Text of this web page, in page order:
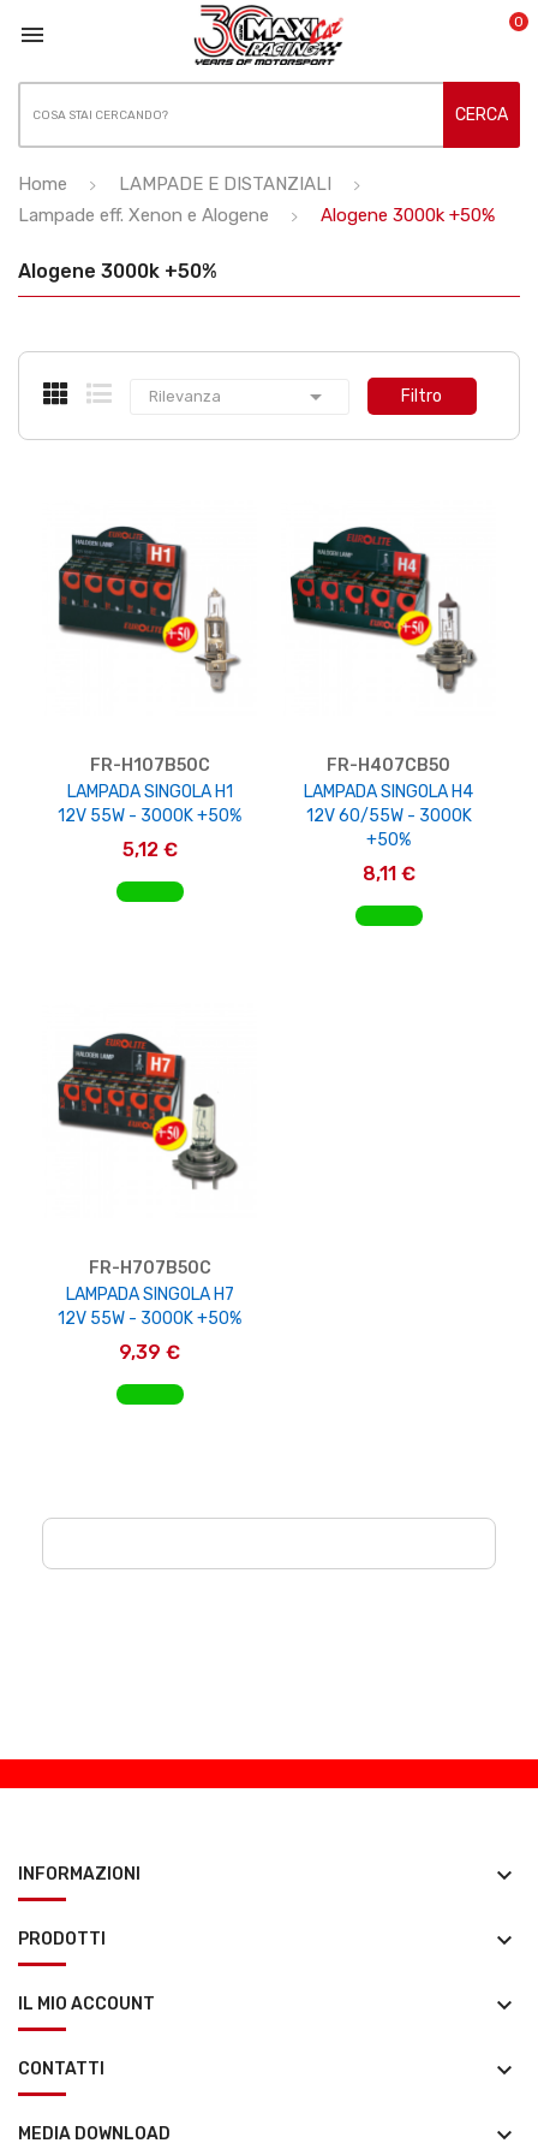
 0
CERCA
Home
LAMPADE E DISTANZIALI
Lampade eff. Xenon e Alogene
Alogene 3000k +50%
Alogene 3000k +50%
Rilevanza  Filtro
FR-H107B50C
LAMPADA SINGOLA H1
12V 55W - 3000K +50%
5,12 €
AGGIUNGI AL CARRELLO
FR-H407CB50
LAMPADA SINGOLA H4
12V 60/55W - 3000K
+50%
8,11 €
AGGIUNGI AL CARRELLO
FR-H707B50C
LAMPADA SINGOLA H7
12V 55W - 3000K +50%
9,39 €
AGGIUNGI AL CARRELLO
INFORMAZIONI keyboard_arrow_down
PRODOTTI keyboard_arrow_down
IL MIO ACCOUNT keyboard_arrow_down
CONTATTI keyboard_arrow_down
MEDIA DOWNLOAD keyboard_arrow_down